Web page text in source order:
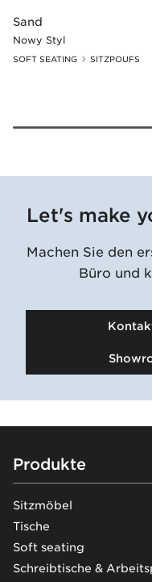
Sand
Nowy Styl
SOFT SEATING SITZPOUFS
Let's make
Machen Sie den
Büro und
Footer
Produkte
Sitzmöbel
Tische
Soft seating
Schreibtische &